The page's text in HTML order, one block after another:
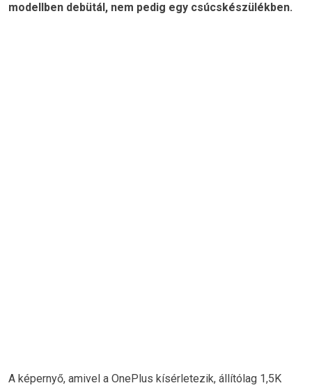
modellben debütál, nem pedig egy csúcskészülékben.
A képernyő, amivel a OnePlus kísérletezik, állítólag 1,5K